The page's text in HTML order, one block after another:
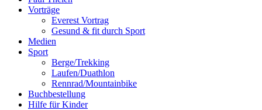
Vorträge
Everest Vortrag
Gesund & fit durch Sport
Medien
Sport
Berge/Trekking
Laufen/Duathlon
Rennrad/Mountainbike
Buchbestellung
Hilfe für Kinder